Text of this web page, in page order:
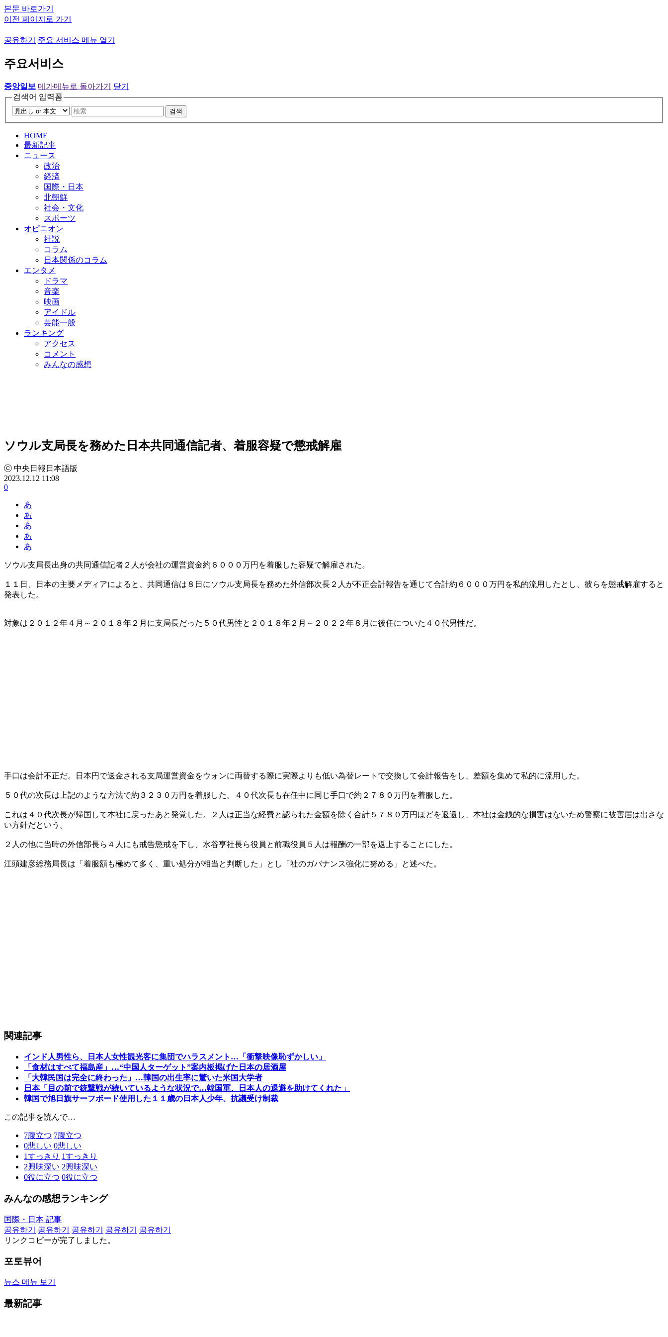
본문 바로가기
이전 페이지로 가기
공유하기 주요 서비스 메뉴 열기
주요서비스
중앙일보 메가메뉴로 돌아가기
닫기
검색어 입력폼
검색
HOME
最新記事
ニュース
政治
経済
国際・日本
北朝鮮
社会・文化
スポーツ
オピニオン
社説
コラム
日本関係のコラム
エンタメ
ドラマ
音楽
映画
アイドル
芸能一般
ランキング
アクセス
コメント
みんなの感想
ソウル支局長を務めた日本共同通信記者、着服容疑で懲戒解雇
ⓒ 中央日報日本語版
2023.12.12 11:08
0
あ
あ
あ
あ
あ
ソウル支局長出身の共同通信記者２人が会社の運営資金約６０００万円を着服した容疑で解雇された。
１１日、日本の主要メディアによると、共同通信は８日にソウル支局長を務めた外信部次長２人が不正会計報告を通じて合計約６０００万円を私的流用したとし、彼らを懲戒解雇すると
発表した。
対象は２０１２年４月～２０１８年２月に支局長だった５０代男性と２０１８年２月～２０２２年８月に後任についた４０代男性だ。
手口は会計不正だ。日本円で送金される支局運営資金をウォンに両替する際に実際よりも低い為替レートで交換して会計報告をし、差額を集めて私的に流用した。
５０代の次長は上記のような方法で約３２３０万円を着服した。４０代次長も在任中に同じ手口で約２７８０万円を着服した。
これは４０代次長が帰国して本社に戻ったあと発覚した。２人は正当な経費と認られた金額を除く合計５７８０万円ほどを返還し、本社は金銭的な損害はないため警察に被害届は出さな
い方針だという。
２人の他に当時の外信部長ら４人にも戒告懲戒を下し、水谷亨社長ら役員と前職役員５人は報酬の一部を返上することにした。
江頭建彦総務局長は「着服額も極めて多く、重い処分が相当と判断した」とし「社のガバナンス強化に努める」と述べた。
関連記事
インド人男性ら、日本人女性観光客に集団でハラスメント…「衝撃映像恥ずかしい」
「食材はすべて福島産」…“中国人ターゲット”案内板掲げた日本の居酒屋
「大韓民国は完全に終わった」…韓国の出生率に驚いた米国大学者
日本「目の前で銃撃戦が続いているような状況で…韓国軍、日本人の退避を助けてくれた」
韓国で旭日旗サーフボード使用した１１歳の日本人少年、抗議受け制裁
この記事を読んで…
7腹立つ 7腹立つ
0悲しい 0悲しい
1すっきり 1すっきり
2興味深い 2興味深い
0役に立つ 0役に立つ
みんなの感想ランキング
国際・日本 記事
공유하기
공유하기 공유하기 공유하기
공유하기
リンクコピーが完了しました。
포토뷰어
뉴스 메뉴 보기
最新記事